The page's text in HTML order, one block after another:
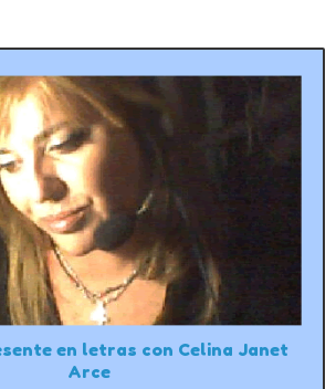
en letras con Celina Janet
Arce